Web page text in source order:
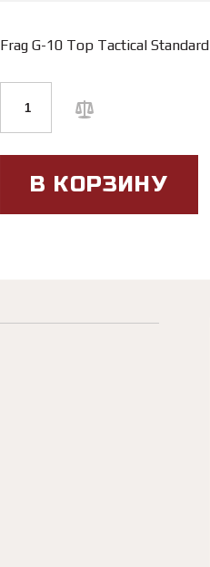
Frag G-10 Top Tactical Standard
В КОРЗИНУ